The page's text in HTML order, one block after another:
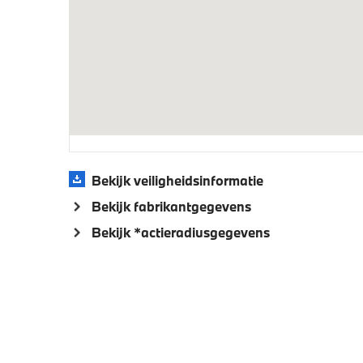
Veiligheid
Akoestische waarschuwing voor
voetgangers
Bekijk veiligheidsinformatie
Bekijk fabrikantgegevens
Bekijk *actieradiusgegevens